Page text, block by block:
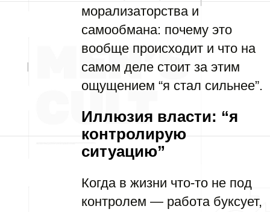
морализаторства и
самообмана: почему это
вообще происходит и что на
самом деле стоит за этим
ощущением “я стал сильнее”.
Иллюзия власти: “я
контролирую
ситуацию”
Когда в жизни что-то не под
контролем — работа буксует,